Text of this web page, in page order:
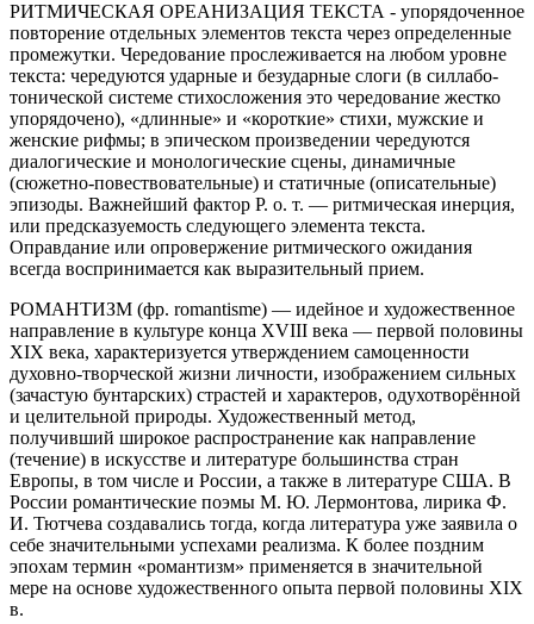
РИТМИЧЕСКАЯ ОРЕАНИЗАЦИЯ ТЕКСТА - упорядоченное
повторение отдельных элементов текста через определенные
промежутки. Чередование прослеживается на любом уровне
текста: чередуются ударные и безударные слоги (в силлабо-
тонической системе стихосложения это чередование жестко
упорядочено), «длинные» и «короткие» стихи, мужские и
женские рифмы; в эпическом произведении чередуются
диалогические и монологические сцены, динамичные
(сюжетно-повествовательные) и статичные (описательные)
эпизоды. Важнейший фактор Р. о. т. — ритмическая инерция,
или предсказуемость следующего элемента текста.
Оправдание или опровержение ритмического ожидания
всегда воспринимается как выразительный прием.
РОМАНТИЗМ (фр. romantisme) — идейное и художественное
направление в культуре конца XVIII века — первой половины
XIX века, характеризуется утверждением самоценности
духовно-творческой жизни личности, изображением сильных
(зачастую бунтарских) страстей и характеров, одухотворённой
и целительной природы. Художественный метод,
получивший широкое распространение как направление
(течение) в искусстве и литературе большинства стран
Европы, в том числе и России, а также в литературе США. В
России романтические поэмы М. Ю. Лермонтова, лирика Ф.
И. Тютчева создавались тогда, когда литература уже заявила о
себе значительными успехами реализма. К более поздним
эпохам термин «романтизм» применяется в значительной
мере на основе художественного опыта первой половины XIX
в.